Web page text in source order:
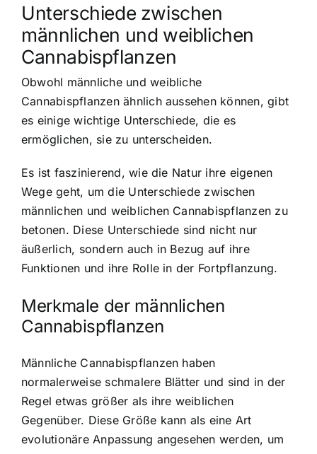
Unterschiede zwischen
männlichen und weiblichen
Cannabispflanzen
Obwohl männliche und weibliche
Cannabispflanzen ähnlich aussehen können, gibt
es einige wichtige Unterschiede, die es
ermöglichen, sie zu unterscheiden.
Es ist faszinierend, wie die Natur ihre eigenen
Wege geht, um die Unterschiede zwischen
männlichen und weiblichen Cannabispflanzen zu
betonen. Diese Unterschiede sind nicht nur
äußerlich, sondern auch in Bezug auf ihre
Funktionen und ihre Rolle in der Fortpflanzung.
Merkmale der männlichen
Cannabispflanzen
Männliche Cannabispflanzen haben
normalerweise schmalere Blätter und sind in der
Regel etwas größer als ihre weiblichen
Gegenüber. Diese Größe kann als eine Art
evolutionäre Anpassung angesehen werden, um